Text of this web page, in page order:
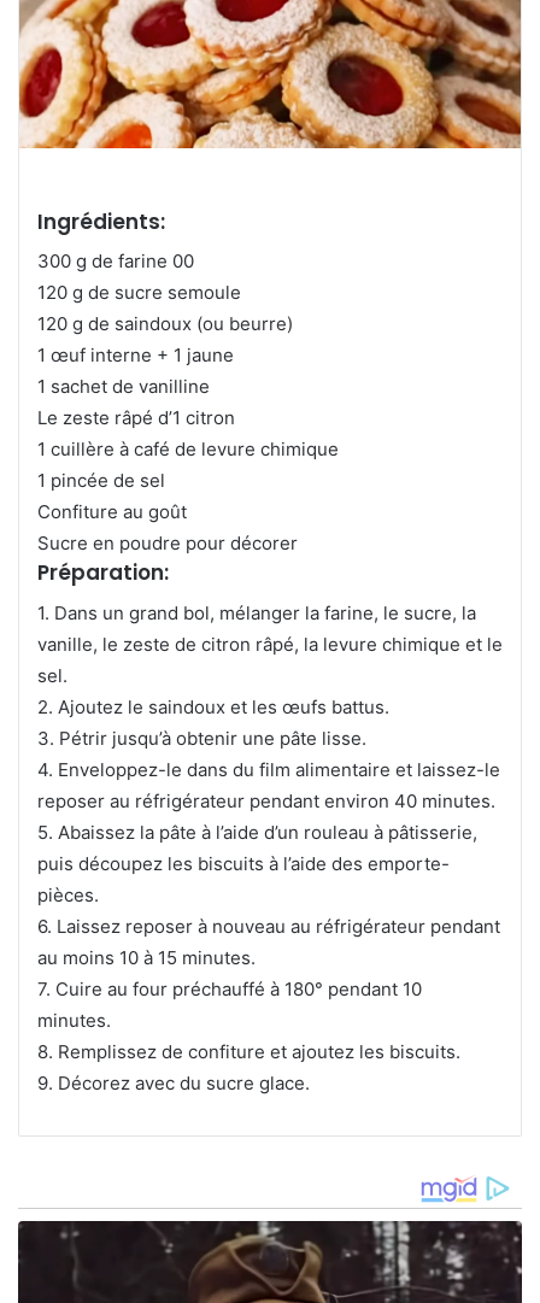
Ingrédients:
300 g de farine 00
120 g de sucre semoule
120 g de saindoux (ou beurre)
1 œuf interne + 1 jaune
1 sachet de vanilline
Le zeste râpé d’1 citron
1 cuillère à café de levure chimique
1 pincée de sel
Confiture au goût
Sucre en poudre pour décorer
Préparation:
1. Dans un grand bol, mélanger la farine, le sucre, la
vanille, le zeste de citron râpé, la levure chimique et le
sel.
2. Ajoutez le saindoux et les œufs battus.
3. Pétrir jusqu’à obtenir une pâte lisse.
4. Enveloppez-le dans du film alimentaire et laissez-le
reposer au réfrigérateur pendant environ 40 minutes.
5. Abaissez la pâte à l’aide d’un rouleau à pâtisserie,
puis découpez les biscuits à l’aide des emporte-
pièces.
6. Laissez reposer à nouveau au réfrigérateur pendant
au moins 10 à 15 minutes.
7. Cuire au four préchauffé à 180° pendant 10
minutes.
8. Remplissez de confiture et ajoutez les biscuits.
9. Décorez avec du sucre glace.